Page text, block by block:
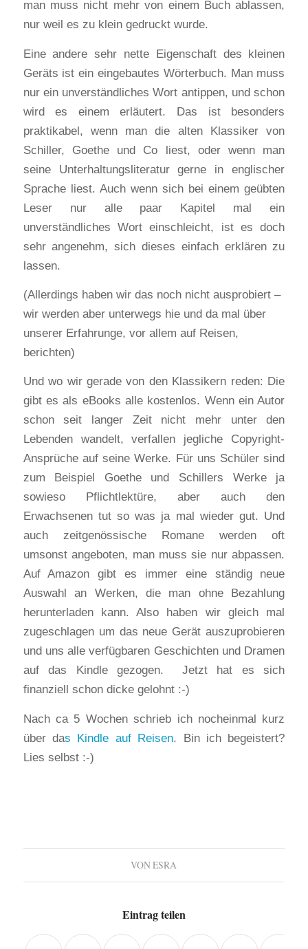
man muss nicht mehr von einem Buch ablassen,
nur weil es zu klein gedruckt wurde.
Eine andere sehr nette Eigenschaft des kleinen
Geräts ist ein eingebautes Wörterbuch. Man muss
nur ein unverständliches Wort antippen, und schon
wird es einem erläutert. Das ist besonders
praktikabel, wenn man die alten Klassiker von
Schiller, Goethe und Co liest, oder wenn man
seine Unterhaltungsliteratur gerne in englischer
Sprache liest. Auch wenn sich bei einem geübten
Leser nur alle paar Kapitel mal ein
unverständliches Wort einschleicht, ist es doch
sehr angenehm, sich dieses einfach erklären zu
lassen.
(Allerdings haben wir das noch nicht ausprobiert –
wir werden aber unterwegs hie und da mal über
unserer Erfahrunge, vor allem auf Reisen,
berichten)
Und wo wir gerade von den Klassikern reden: Die
gibt es als eBooks alle kostenlos. Wenn ein Autor
schon seit langer Zeit nicht mehr unter den
Lebenden wandelt, verfallen jegliche Copyright-
Ansprüche auf seine Werke. Für uns Schüler sind
zum Beispiel Goethe und Schillers Werke ja
sowieso Pflichtlektüre, aber auch den
Erwachsenen tut so was ja mal wieder gut. Und
auch zeitgenössische Romane werden oft
umsonst angeboten, man muss sie nur abpassen.
Auf Amazon gibt es immer eine ständig neue
Auswahl an Werken, die man ohne Bezahlung
herunterladen kann. Also haben wir gleich mal
zugeschlagen um das neue Gerät auszuprobieren
und uns alle verfügbaren Geschichten und Dramen
auf das Kindle gezogen. Jetzt hat es sich
finanziell schon dicke gelohnt :-)
Nach ca 5 Wochen schrieb ich nocheinmal kurz
über das Kindle auf Reisen. Bin ich begeistert?
Lies selbst :-)
VONESRA
Eintrag teilen